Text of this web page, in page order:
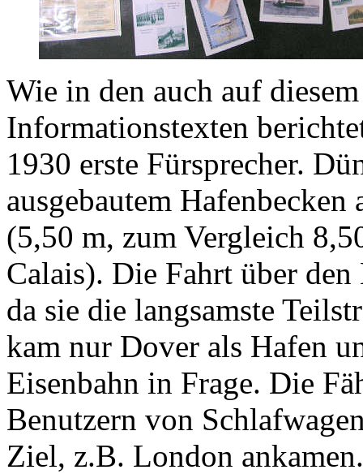
Wie in den auch auf
Informationstexten
1930 erste Fürsprecher.
ausgebautem
(5,50 m, zum Vergleich
Calais). Die Fahrt über
da sie die langsamste
kam nur Dover als Hafen
Eisenbahn in Frage. Die
Benutzern von
Ziel, z.B. London ankamen.